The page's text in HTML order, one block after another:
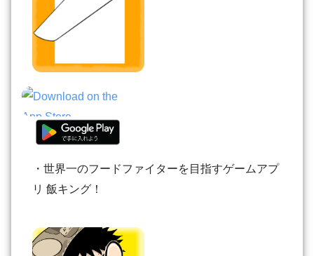
・世界一のフードファイターを目指すゲームアプ
リ 飯キング！